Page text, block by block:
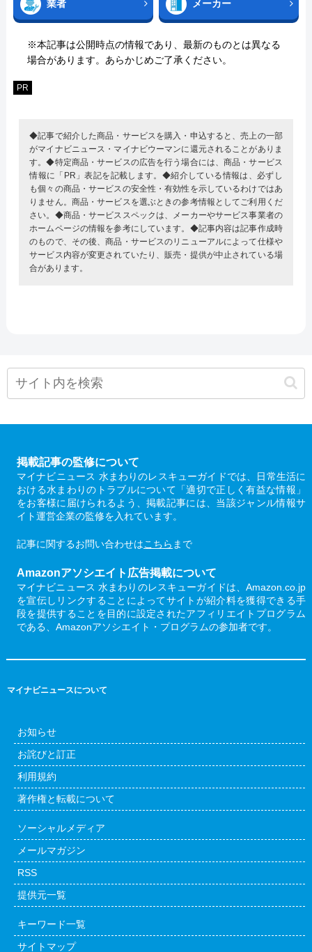
業者 メーカー
※本記事は公開時点の情報であり、最新のものとは異なる
場合があります。あらかじめご了承ください。
PR
◆記事で紹介した商品・サービスを購入・申込すると、売上の一部
がマイナビニュース・マイナビウーマンに還元されることがありま
す。◆特定商品・サービスの広告を行う場合には、商品・サービス
情報に「PR」表記を記載します。◆紹介している情報は、必ずし
も個々の商品・サービスの安全性・有効性を示しているわけではあ
りません。商品・サービスを選ぶときの参考情報としてご利用くだ
さい。◆商品・サービススペックは、メーカーやサービス事業者の
ホームページの情報を参考にしています。◆記事内容は記事作成時
のもので、その後、商品・サービスのリニューアルによって仕様や
サービス内容が変更されていたり、販売・提供が中止されている場
合があります。
掲載記事の監修について
マイナビニュース 水まわりのレスキューガイドでは、日常生活に
おける水まわりのトラブルについて「適切で正しく有益な情報」
をお客様に届けられるよう、掲載記事には、当該ジャンル情報サ
イト運営企業の監修を入れています。
記事に関するお問い合わせはこちら まで
Amazonアソシエイト広告掲載について
マイナビニュース 水まわりのレスキューガイドは、Amazon.co.jp
を宣伝しリンクすることによってサイトが紹介料を獲得できる手
段を提供することを目的に設定されたアフィリエイトプログラム
である、Amazonアソシエイト・プログラムの参加者です。
マイナビニュースについて
お知らせ
お詫びと訂正
利用規約
著作権と転載について
ソーシャルメディア
メールマガジン
RSS
提供元一覧
キーワード一覧
サイトマップ